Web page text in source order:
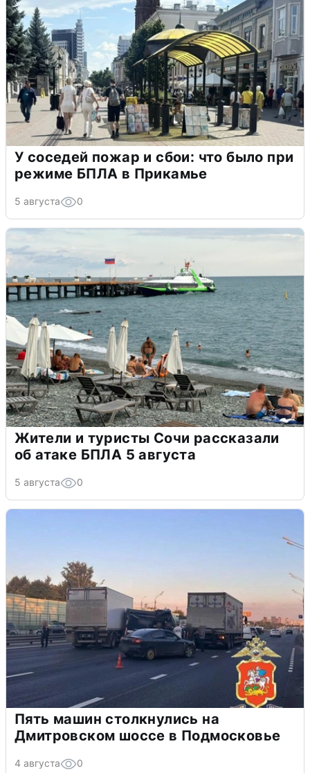
У соседей пожар и сбои: что было при
режиме БПЛА в Прикамье
5 августа 0
Жители и туристы Сочи рассказали
об атаке БПЛА 5 августа
5 августа 0
Пять машин столкнулись на
Дмитровском шоссе в Подмосковье
4 августа 0